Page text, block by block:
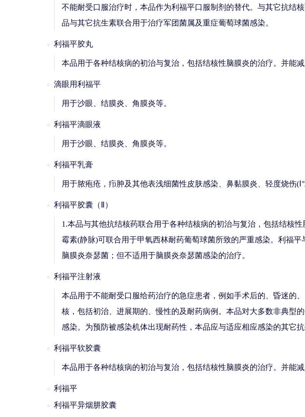
不能耐受口服治疗时，本品作为利福平口服制剂的替代。与其它抗结
品与其它抗生素联合用于治疗军团菌属及重症葡萄球菌感染。
利福平胶丸
本品用于各种结核病的初治与复治，包括结核性脑膜炎的治疗。并能
滴眼用利福平
用于沙眼、结膜炎、角膜炎等。
利福平滴眼液
用于沙眼、结膜炎、角膜炎等。
利福平乳膏
用于脓疱疮，疖肿及其他表浅细菌性皮肤感染、鼻黏膜炎、轻度烧伤(Ⅰ°
利福平胶囊（Ⅱ）
1.本品与其他抗结核药联合用于各种结核病的初治与复治，包括结核
霉素(静脉)可联合用于甲氧西林耐药葡萄球菌所致的严重感染。利福
脑膜炎奈瑟菌；但不适用于脑膜炎奈瑟菌感染的治疗。
利福平注射液
本品用于不能耐受口服给药治疗的急症患者，例如手术后的、昏迷的
核，包括初治、进展期的、慢性的及耐药病例。本品对大多数非典型
感染。为预防被感染机体出现耐药性，本品应与适应相应感染的其它抗
利福平软胶囊
本品用于各种结核病的初治与复治，包括结核性脑膜炎的治疗。并能
利福平
利福平异烟肼胶囊